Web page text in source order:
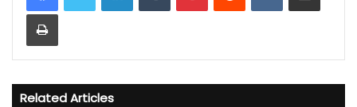
Print
Related Articles